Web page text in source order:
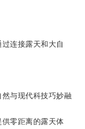
连接露天和大自
与现代科技巧妙融
零距离的露天体